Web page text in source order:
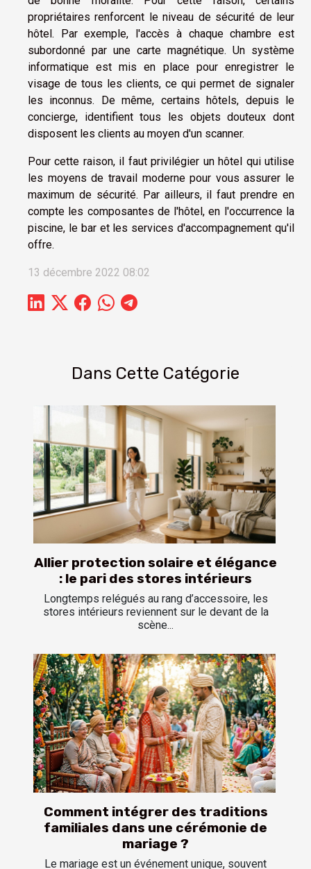
Dans Cette Catégorie
Allier protection solaire et élégance
: le pari des stores intérieurs
Longtemps relégués au rang d’accessoire, les
stores intérieurs reviennent sur le devant de la
scène...
Comment intégrer des traditions
familiales dans une cérémonie de
mariage ?
Le mariage est un événement unique, souvent
propriétaires renforcent le niveau de sécurité de leur
hôtel. Par exemple, l'accès à chaque chambre est
subordonné par une carte magnétique. Un système
informatique est mis en place pour enregistrer le
visage de tous les clients, ce qui permet de signaler
les inconnus. De même, certains hôtels, depuis le
concierge, identifient tous les objets douteux dont
disposent les clients au moyen d'un scanner.
Pour cette raison, il faut privilégier un hôtel qui utilise
les moyens de travail moderne pour vous assurer le
maximum de sécurité. Par ailleurs, il faut prendre en
compte les composantes de l'hôtel, en l'occurrence la
piscine, le bar et les services d'accompagnement qu'il
offre.
13 décembre 2022 08:02